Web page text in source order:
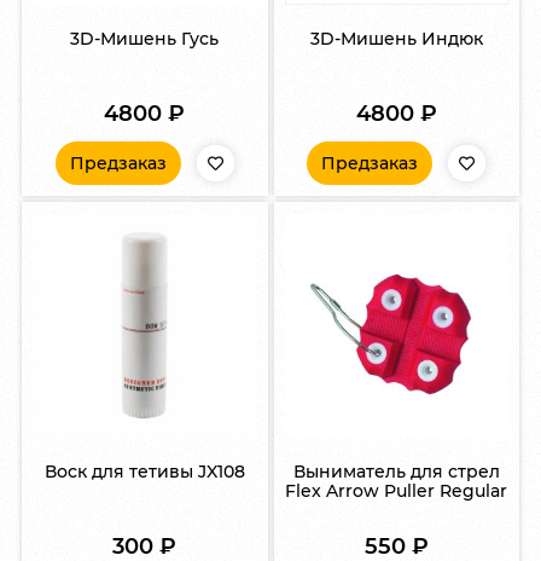
3D-Мишень Гусь
4800₽
Предзаказ
3D-Мишень Индюк
4800 ₽
Предзаказ
Воск для тетивы JX108
300₽
Выниматель для стрел
Flex Arrow Puller Regular
550 ₽